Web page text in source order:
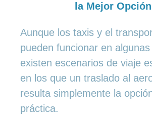
la Mejor Opción
Aunque los taxis y el
pueden funcionar en
existen escenarios de viaje
en los que un traslado al
resulta simplemente la
práctica.